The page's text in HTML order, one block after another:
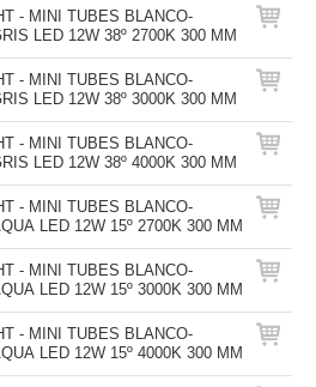
- MINI TUBES BLANCO-
LED 12W 38º 2700K 300 MM
- MINI TUBES BLANCO-
LED 12W 38º 3000K 300 MM
- MINI TUBES BLANCO-
LED 12W 38º 4000K 300 MM
- MINI TUBES BLANCO-
LED 12W 15º 2700K 300 MM
- MINI TUBES BLANCO-
LED 12W 15º 3000K 300 MM
- MINI TUBES BLANCO-
LED 12W 15º 4000K 300 MM